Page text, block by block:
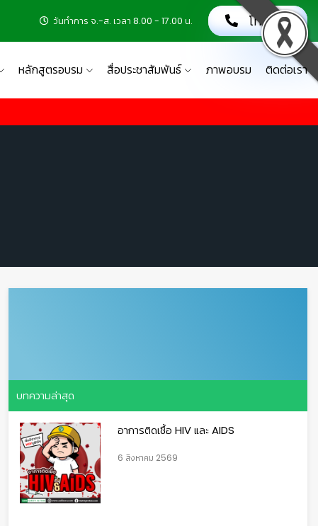
วันทำการ จ.-ส. เวลา 8.00 - 17.00 น. โทรเลย!
หลักสูตรอบรม สื่อประชาสัมพันธ์ ภาพอบรม ติดต่อเรา
บทความล่าสุด
อาการติดเชื้อ HIV และ AIDS
6 สิงหาคม 2569